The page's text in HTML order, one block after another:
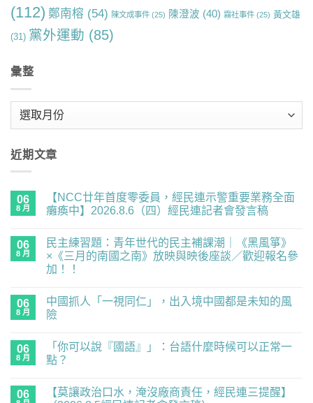
(112) 鄭南榕 (54) 陳文成事件 (25) 陳澄波 (40) 霧社事件 (25) 黃文雄
(31) 黨外運動 (85)
彙整
近期文章
06
8 月
【NCC廿年首度零委員，經民連示警重要業務全面
癱瘓中】2026.8.6（四）經民連記者會發言稿
廿
首
度
員，
經
民
要
留
言
06
8 月
民主練習題：青年世代的民主補課潮｜《黑風箏》
×《三月的南國之南》放映與映後座談／歡迎報名參
加！！
主
練
習
世
代
留
言
06
8 月
中國抓人「一視同仁」，出入境中國都是未知的風
險
抓
人
仁」，
言
06
8 月
「你可以說『國語』」：台語什麼時候可以正常一
點？
06
【莫讓政治口水，淹沒廠商責任，經民連三提醒】